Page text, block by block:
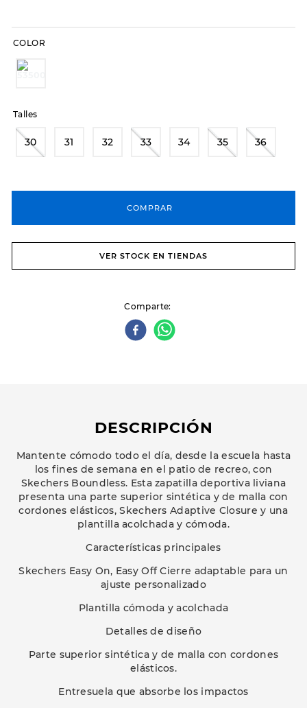
COLOR
Talles
30 31 32 33 34 35 36
COMPRAR
VER STOCK EN TIENDAS
Comparte
DESCRIPCIÓN
Mantente cómodo todo el día, desde la escuela hasta
los fines de semana en el patio de recreo, con
Skechers Boundless. Esta zapatilla deportiva liviana
presenta una parte superior sintética y de malla con
cordones elásticos, Skechers Adaptive Closure y una
plantilla acolchada y cómoda.
Características principales
Skechers Easy On, Easy Off Cierre adaptable para un
ajuste personalizado
Plantilla cómoda y acolchada
Detalles de diseño
Parte superior sintética y de malla con cordones
elásticos.
Entresuela que absorbe los impactos